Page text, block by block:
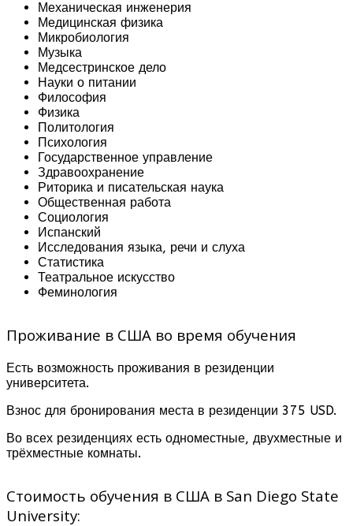
Механическая инженерия
Медицинская физика
Микробиология
Музыка
Медсестринское дело
Науки о питании
Философия
Физика
Политология
Психология
Государственное управление
Здравоохранение
Риторика и писательская наука
Общественная работа
Социология
Испанский
Исследования языка, речи и слуха
Статистика
Театральное искусство
Феминология
Проживание в США во время обучения
Есть возможность проживания в резиденции
университета.
Взнос для бронирования места в резиденции 375 USD.
Во всех резиденциях есть одноместные, двухместные и
трёхместные комнаты.
Стоимость обучения в США в San Diego State
University: